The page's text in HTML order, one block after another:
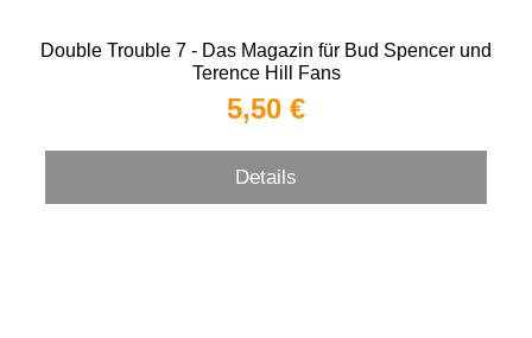
Double Trouble 7 - Das Magazin für Bud Spencer und
Terence Hill Fans
5,50 €
Details